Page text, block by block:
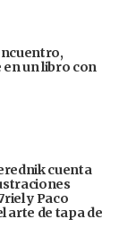
en un libro con
cuenta
y Paco
arte de tapa de